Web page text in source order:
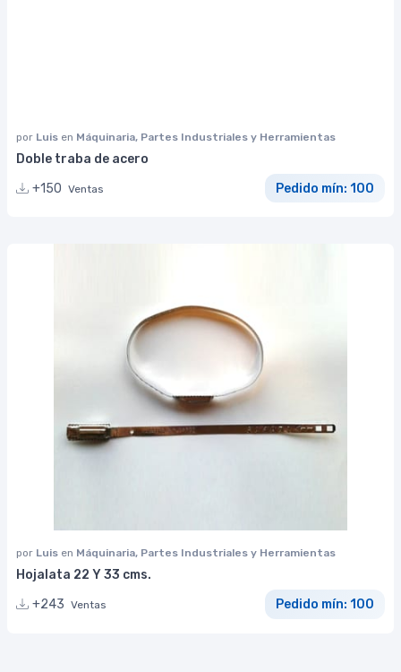
por Luis en Máquinaria, Partes Industriales y Herramientas
Doble traba de acero
+150 Ventas Pedido mín: 100
por Luis en Máquinaria, Partes Industriales y Herramientas
Hojalata 22 Y 33 cms.
+243 Ventas Pedido mín: 100